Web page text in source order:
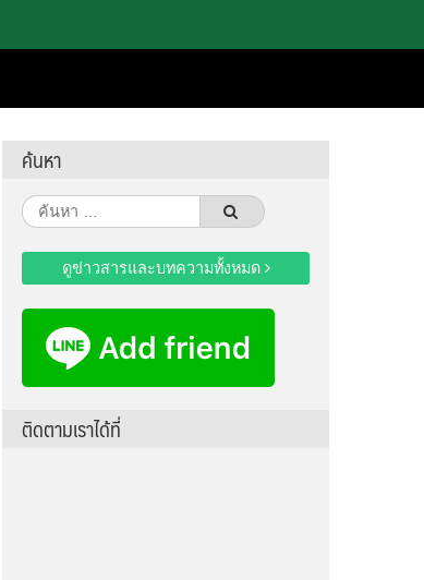
ค้นหา
ค้นหา
สำหรับ:
ดูข่าวสารและบทความทั้งหมด
ติดตามเราได้ที่